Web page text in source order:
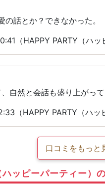
話とか？できなかった。
（HAPPY PARTY（ハッ
自然と会話も盛り上がっ
（HAPPY PARTY（ハッ
口コミをもっと
ッピーパーティー）